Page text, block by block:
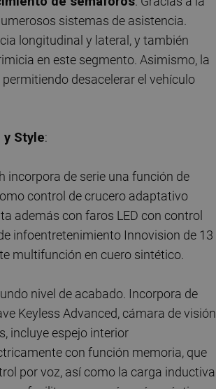
sistemas de asistencia.
longitudinal y lateral, y también
en este segmento. Asimismo, la
desacelerar el vehículo
y Style:
incorpora de serie una función de
control de crucero adaptativo
además con faros LED con control
infoentretenimiento Innovision de 13
multifunción en cuero sintético.
nivel de acabado. Incorpora de
Keyless Advanced, cámara de visión
incluye espejo interior
con función memoria, que
por voz, así como la carga inductiva